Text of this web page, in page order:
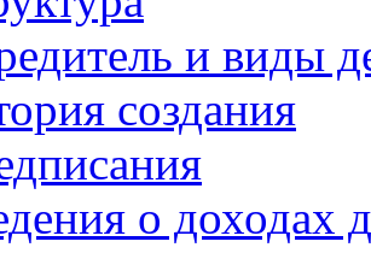
и виды
создания
о доходах